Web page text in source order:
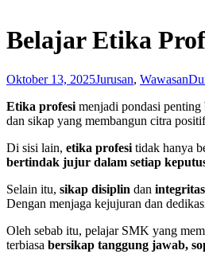
Belajar Etika
Oktober 13, 2025Jurusan, Wawasan
Etika profesi menjadi pondasi
dan sikap yang membangun citra
Di sisi lain, etika profesi tidak hanya
bertindak jujur dalam setiap
Selain itu, sikap disiplin dan integritas
Dengan menjaga kejujuran dan
Oleh sebab itu, pelajar SMK yang
terbiasa bersikap tanggung jawab,